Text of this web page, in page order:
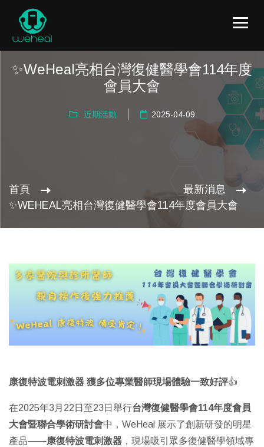
✨WeHeal亮相台灣復健醫學會114年度
會員大會
近期活動 2025-04-09
首頁
最新消息
✨WEHEAL亮相台灣復健醫學會114年度會員大會
康復特波電刺激器 獲多位專業醫師現場體驗一致好評👍
在2025年3月22日至23日舉行台灣復健醫學會114年度會員
大會暨聯合學術研討會中，WeHeal 展示了創新研發的明星
產品——康復特波電刺激器 ，現場吸引眾多復健醫學領域專